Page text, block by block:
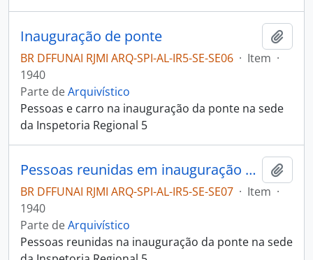
Inauguração de ponte
BR DFFUNAI RJMI ARQ-SPI-AL-IR5-SE-SE06 · Item ·
1940
Parte deArquivístico
Pessoas e carro na inauguração da ponte na sede
da Inspetoria Regional 5
Pessoas reunidas em inauguração de ponte
BR DFFUNAI RJMI ARQ-SPI-AL-IR5-SE-SE07 · Item ·
1940
Parte deArquivístico
Pessoas reunidas na inauguração da ponte na sede